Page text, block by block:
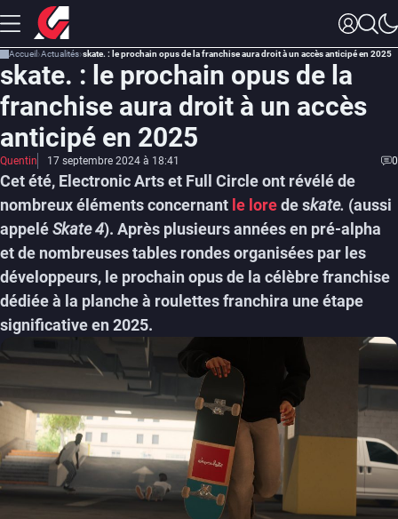
Accueil Actualités skate. : le prochain opus de la franchise aura droit à un accès anticipé en 2025
skate. : le prochain opus de la
franchise aura droit à un accès
anticipé en 2025
Quentin 17 septembre 2024 à 18:41 0
Cet été, Electronic Arts et Full Circle ont révélé de
nombreux éléments concernant le lorede skate. (aussi
appeléSkate 4). Après plusieurs années en pré-alpha
et de nombreuses tables rondes organisées par les
développeurs, le prochain opus de la célèbre franchise
dédiée à la planche à roulettes franchira une étape
significative en 2025.